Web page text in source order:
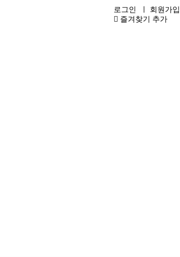
로그인 ㅣ 회원가입
즐겨찾기 추가